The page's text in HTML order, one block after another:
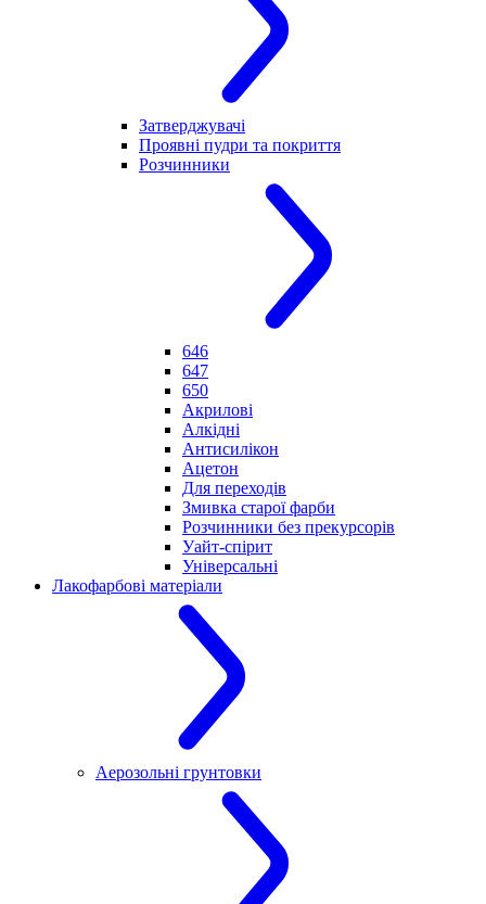
Затверджувачі
Проявні пудри та покриття
Розчинники
646
647
650
Акрилові
Алкідні
Антисилікон
Ацетон
Для переходів
Змивка старої фарби
Розчинники без прекурсорів
Уайт-спірит
Універсальні
Лакофарбові матеріали
Аерозольні грунтовки